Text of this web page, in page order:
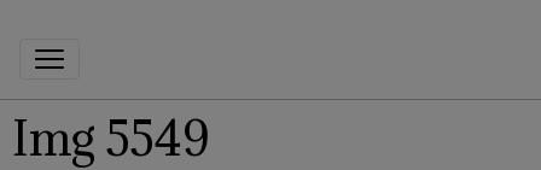
Img 5549